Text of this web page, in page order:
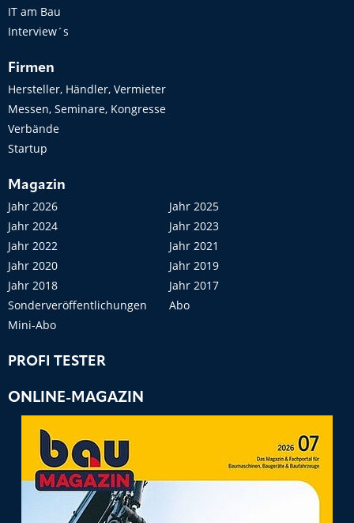
IT am Bau
Interview´s
Firmen
Hersteller, Händler, Vermieter
Messen, Seminare, Kongresse
Verbände
Startup
Magazin
Jahr 2026
Jahr 2025
Jahr 2024
Jahr 2023
Jahr 2022
Jahr 2021
Jahr 2020
Jahr 2019
Jahr 2018
Jahr 2017
Sonderveröffentlichungen
Abo
Mini-Abo
PROFI TESTER
ONLINE-MAGAZIN